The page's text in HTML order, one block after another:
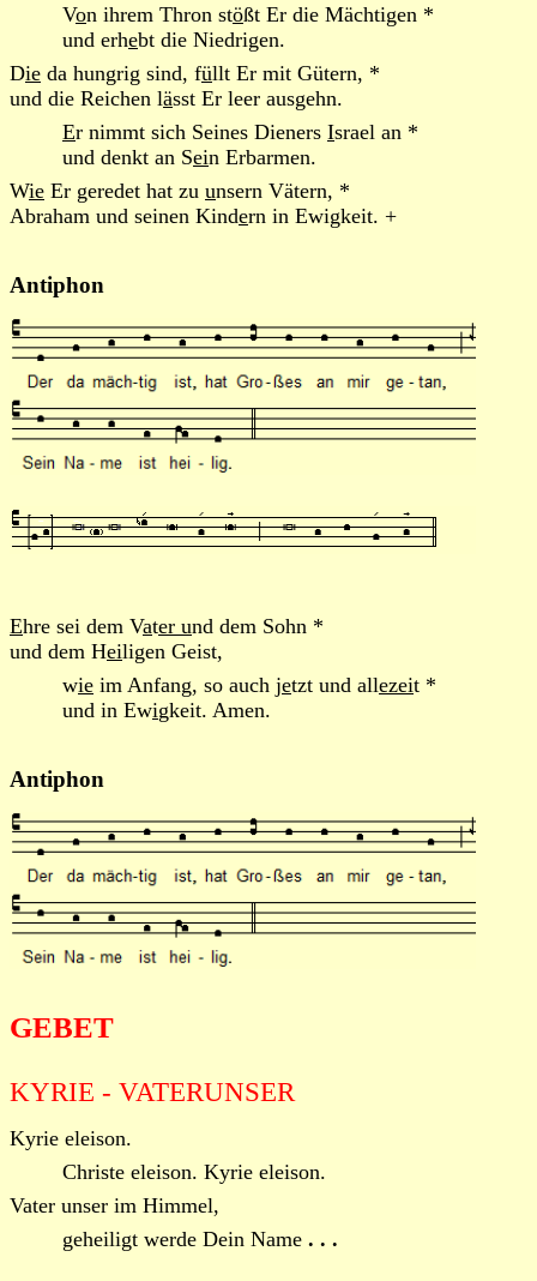
Von ihrem Thron stößt Er die Mächtigen *
und erhebt die Niedrigen.
Die da hungrig sind, füllt Er mit Gütern, *
und die Reichen lässt Er leer ausgehn.
Er nimmt sich Seines Dieners Israel an *
und denkt an Sein Erbarmen.
Wie Er geredet hat zu unsern Vätern, *
Abraham und seinen Kindern in Ewigkeit. +
Antiphon
Ehre sei dem Vater und dem Sohn *
und dem Heiligen Geist,
wie im Anfang, so auch jetzt und allezeit *
und in Ewigkeit. Amen.
Antiphon
GEBET
KYRIE - VATERUNSER
Kyrie eleison.
Christe eleison. Kyrie eleison.
Vater unser im Himmel,
geheiligt werde Dein Name . . .